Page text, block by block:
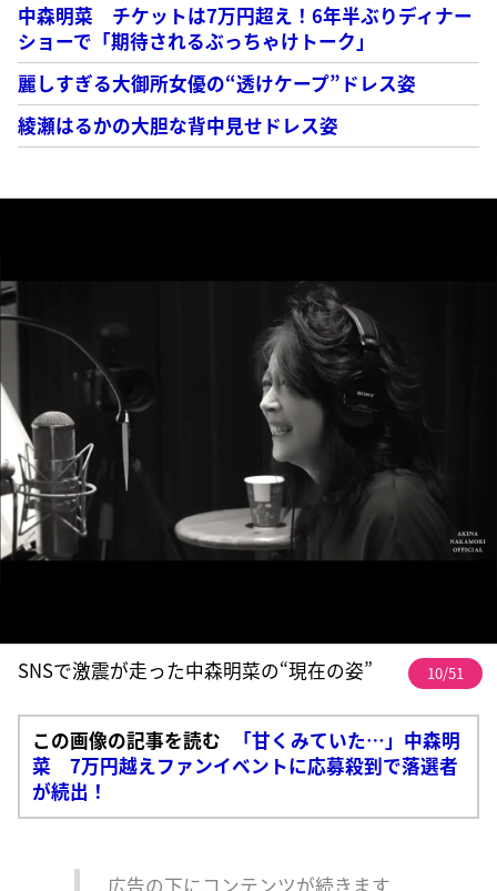
中森明菜 チケットは7万円超え！6年半ぶりディナー
ショーで「期待されるぶっちゃけトーク」
麗しすぎる大御所女優の“透けケープ”ドレス姿
綾瀬はるかの大胆な背中見せドレス姿
SNSで激震が走った中森明菜の“現在の姿” 10/51
この画像の記事を読む
「甘くみていた…」中森明
菜 7万円越えファンイベントに応募殺到で落選者
が続出！